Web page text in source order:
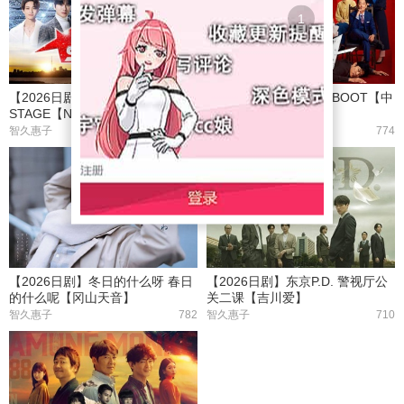
【2026日剧】梦想舞台 DREAM
STAGE【NAZE】
475
智久惠子
【2026日剧】重启 REBOOT【中
川大辅】
774
智久惠子
【2026日剧】冬日的什么呀 春日
的什么呢【冈山天音】
782
智久惠子
【2026日剧】东京P.D. 警视厅公
关二课【吉川爱】
710
智久惠子
1